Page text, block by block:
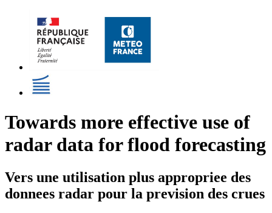
Towards more effective use of
radar data for flood forecasting
Vers une utilisation plus appropriee des
donnees radar pour la prevision des crues